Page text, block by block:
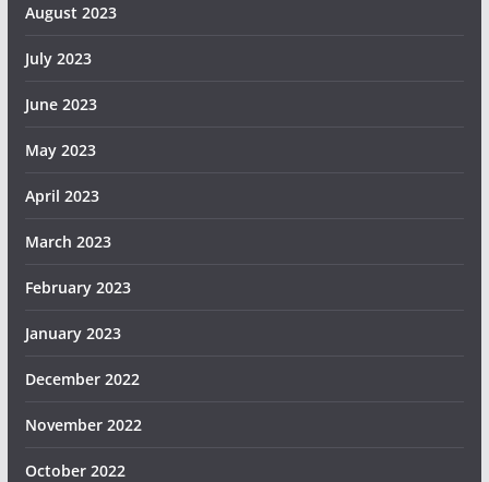
August 2023
July 2023
June 2023
May 2023
April 2023
March 2023
February 2023
January 2023
December 2022
November 2022
October 2022